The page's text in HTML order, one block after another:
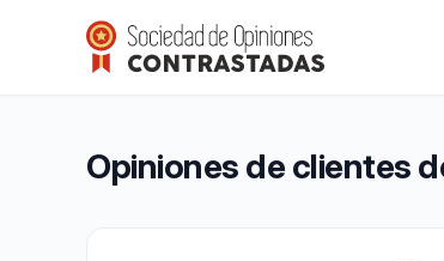
CRISTAL VIBRASONS
Calificación global: 9,9 de 10
9,9/10(942 opiniones)
Opiniones de clientes